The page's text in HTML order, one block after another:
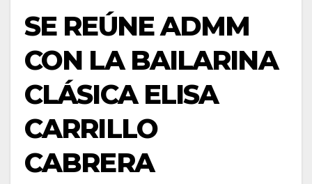
SE REÚNE ADMM
CON LA BAILARINA
CLÁSICA ELISA
CARRILLO
CABRERA